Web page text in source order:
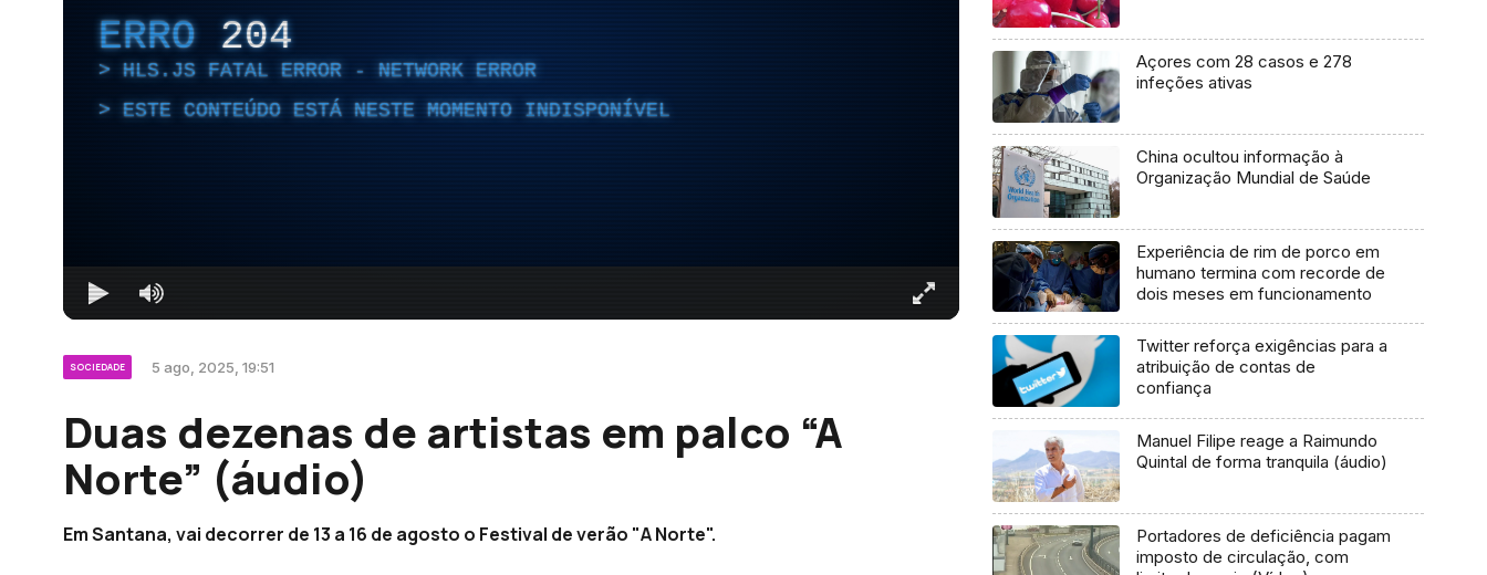
ERRO 204
HLS.JS FATAL ERROR - NETWORK ERROR
ESTE CONTEÚDO ESTÁ NESTE MOMENTO INDISPONÍVEL
SOCIEDADE 5 ago, 2025, 19:51
Duas dezenas de artistas em palco “A
Norte” (áudio)
Em Santana, vai decorrer de 13 a 16 de agosto o Festival de verão "A Norte".
Açores com 28 casos e 278
infeções ativas
China ocultou informação à
Organização Mundial de Saúde
Experiência de rim de porco em
humano termina com recorde de
dois meses em funcionamento
Twitter reforça exigências para a
atribuição de contas de
confiança
Manuel Filipe reage a Raimundo
Quintal de forma tranquila (áudio)
Portadores de deficiência pagam
imposto de circulação, com